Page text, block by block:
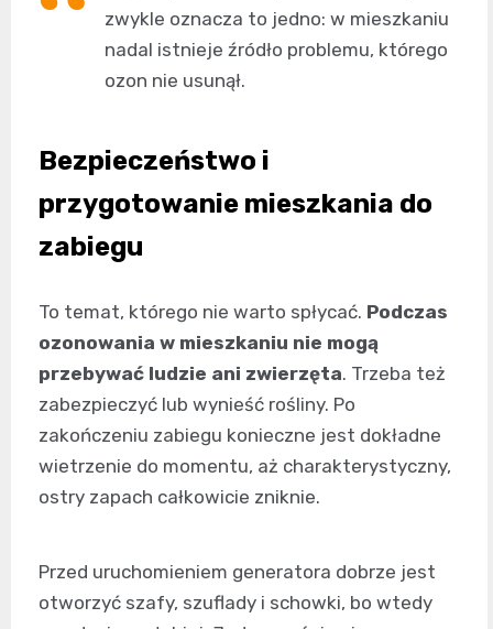
zwykle oznacza to jedno: w mieszkaniu
nadal istnieje źródło problemu, którego
ozon nie usunął.
Bezpieczeństwo i
przygotowanie mieszkania do
zabiegu
To temat, którego nie warto spłycać. Podczas
ozonowania w mieszkaniu nie mogą
przebywać ludzie ani zwierzęta. Trzeba też
zabezpieczyć lub wynieść rośliny. Po
zakończeniu zabiegu konieczne jest dokładne
wietrzenie do momentu, aż charakterystyczny,
ostry zapach całkowicie zniknie.
Przed uruchomieniem generatora dobrze jest
otworzyć szafy, szuflady i schowki, bo wtedy